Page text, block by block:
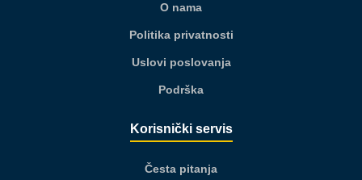
O nama
Politika privatnosti
Uslovi poslovanja
Podrška
Korisnički servis
Česta pitanja